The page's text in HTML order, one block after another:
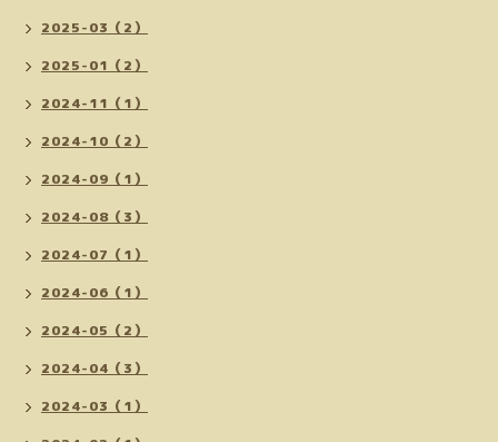
2025-03（2）
2025-01（2）
2024-11（1）
2024-10（2）
2024-09（1）
2024-08（3）
2024-07（1）
2024-06（1）
2024-05（2）
2024-04（3）
2024-03（1）